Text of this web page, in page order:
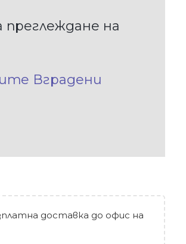
преглеждане на
Вградени
доставка до офис на